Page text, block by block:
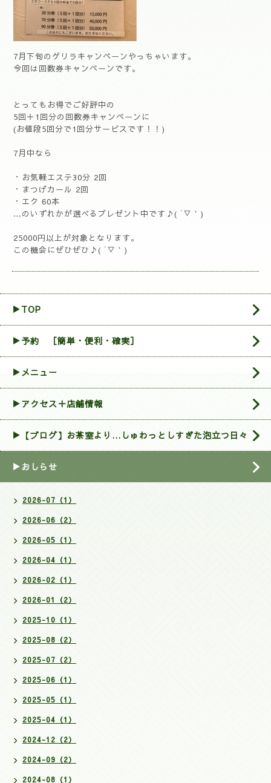
7月下旬のゲリラキャンペーンやっちゃいます。
今回は回数券キャンペーンです。
とってもお得でご好評中の
5回＋1回分の回数券キャンペーンに
(お値段5回分で1回分サービスです！！)
7月中なら
・お気軽エステ30分 2回
・まつげカール 2回
・エク 60本
…のいずれかが選べるプレゼント中です♪( ´▽｀)
25000円以上が対象となります。
この機会にぜひぜひ♪( ´▽｀)
▶TOP
▶︎予約 ［簡単・便利・確実］
▶メニュー
▶アクセス＋店舗情報
▶【ブログ】お茶室より…しゅわっとしすぎた泡立つ日々
▶おしらせ
2026-07（1）
2026-06（2）
2026-05（1）
2026-04（1）
2026-02（1）
2026-01（2）
2025-10（1）
2025-08（2）
2025-07（2）
2025-06（1）
2025-05（1）
2025-04（1）
2024-12（2）
2024-09（2）
2024-08（1）